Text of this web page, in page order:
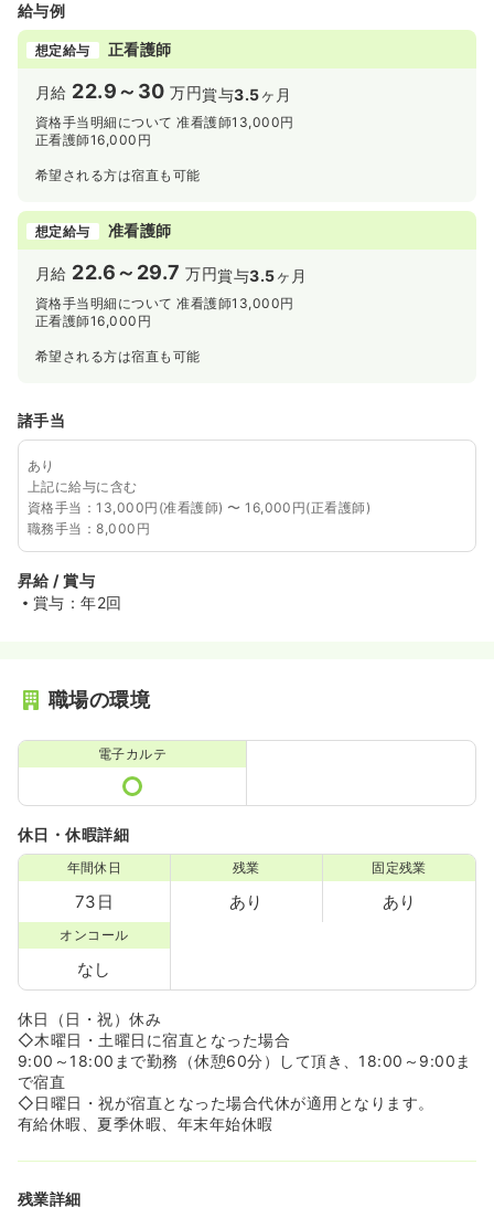
給与例
想定給与 正看護師
月給 22.9～30 万円賞与3.5ヶ月
資格手当明細について 准看護師13,000円
正看護師16,000円
希望される方は宿直も可能
想定給与 准看護師
月給 22.6～29.7 万円賞与3.5ヶ月
資格手当明細について 准看護師13,000円
正看護師16,000円
希望される方は宿直も可能
諸手当
あり
上記に給与に含む
資格手当：13,000円(准看護師) 〜 16,000円(正看護師)
職務手当：8,000円
昇給 / 賞与
賞与：年2回
職場の環境
電子カルテ
休日・休暇詳細
年間休日
73日
残業
あり
固定残業
あり
オンコール
なし
休日（日・祝）休み
◇木曜日・土曜日に宿直となった場合
9:00～18:00まで勤務（休憩60分）して頂き、18:00～9:00ま
で宿直
◇日曜日・祝が宿直となった場合代休が適用となります。
有給休暇、夏季休暇、年末年始休暇
残業詳細